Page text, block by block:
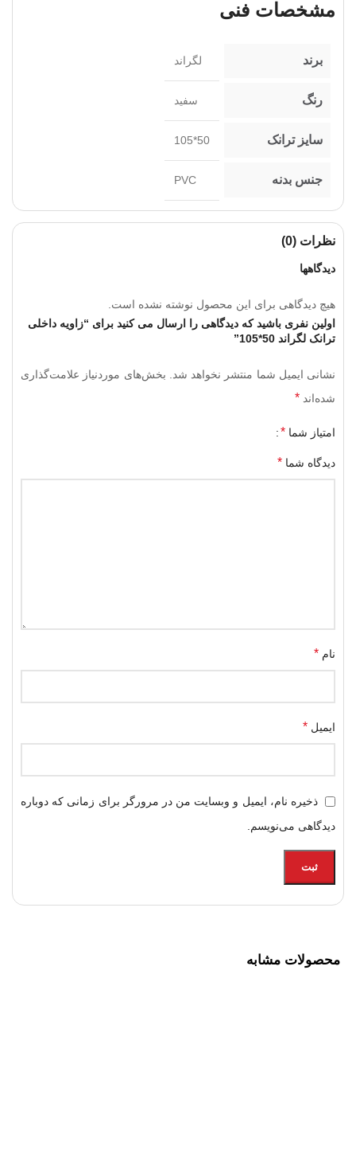
مشخصات فنی
برند لگراند
رنگ سفید
سایز ترانک 50*105
جنس بدنه PVC
نظرات (0)
دیدگاهها
هیچ دیدگاهی برای این محصول نوشته نشده است.
اولین نفری باشید که دیدگاهی را ارسال می کنید برای “زاویه داخلی
ترانک لگراند 50*105”
نشانی ایمیل شما منتشر نخواهد شد.
بخش‌های موردنیاز علامت‌گذاری
شده‌اند *
امتیاز شما *
دیدگاه شما *
نام *
ایمیل *
ذخیره نام، ایمیل و وبسایت من در مرورگر برای زمانی که دوباره
دیدگاهی می‌نویسم.
محصولات مشابه